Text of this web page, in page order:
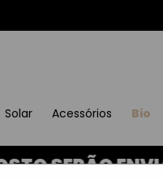
Solar Acessórios Bio